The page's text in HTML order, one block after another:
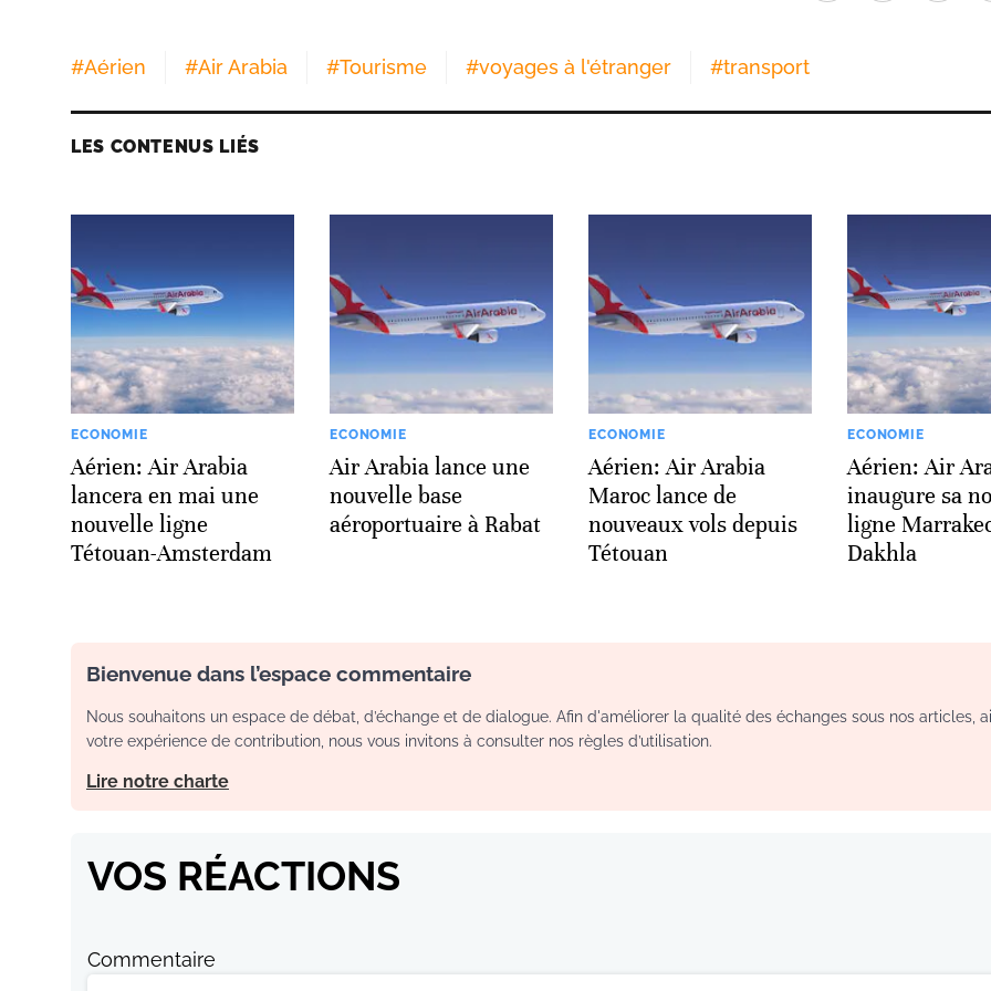
#Aérien #Air Arabia #Tourisme #voyages à l'étranger #transport
LES CONTENUS LIÉS
ECONOMIE
Aérien: Air Arabia
lancera en mai une
nouvelle ligne
Tétouan-Amsterdam
ECONOMIE
Air Arabia lance une
nouvelle base
aéroportuaire à Rabat
ECONOMIE
Aérien: Air Arabia
Maroc lance de
nouveaux vols depuis
Tétouan
ECONOMIE
Aérien: Air
inaugure sa
ligne
Dakhla
Bienvenue dans l’espace commentaire
Nous souhaitons un espace de débat, d’échange et de dialogue. Afin d'améliorer la qualité des échanges sous nos articles,
votre expérience de contribution, nous vous invitons à consulter nos règles d’utilisation.
Lire notre charte
VOS RÉACTIONS
Commentaire